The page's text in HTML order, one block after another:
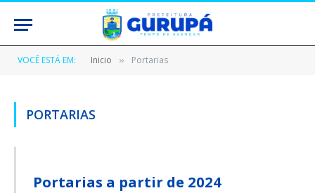
VOCÊ ESTÁ EM: Inicio » Portarias
PORTARIAS
Portarias a partir de 2024